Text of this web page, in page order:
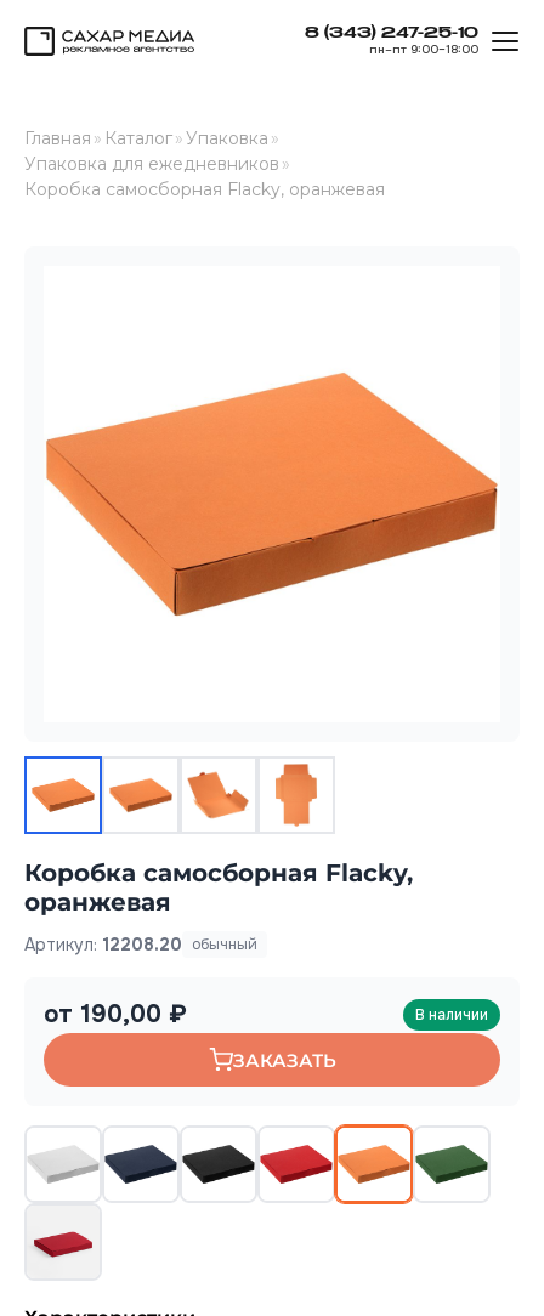
8 (343) 247-25-10
пн–пт 9:00–18:00
Главная » Каталог»Упаковка »
Упаковка для ежедневников »
Коробка самосборная Flacky, оранжевая
Коробка самосборная Flacky,
оранжевая
Артикул: 12208.20 обычный
от 190,00 ₽ В наличии
ЗАКАЗАТЬ